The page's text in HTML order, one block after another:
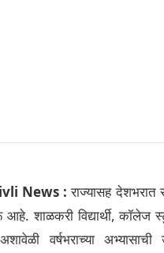
News : राज्यासह देशभरात
शाळकरी विद्यार्थी, कॉलेज
अशावेळी वर्षभराच्या